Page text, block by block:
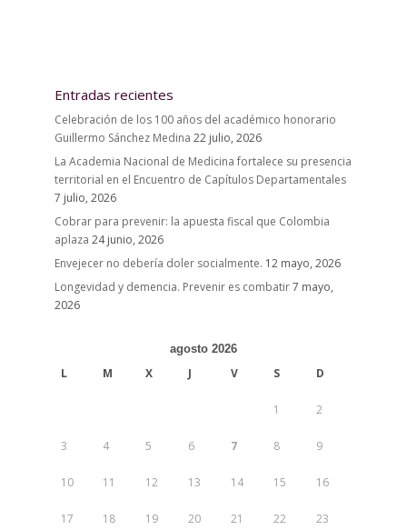
Entradas recientes
Celebración de los 100 años del académico honorario
Guillermo Sánchez Medina 22 julio, 2026
La Academia Nacional de Medicina fortalece su presencia
territorial en el Encuentro de Capítulos Departamentales
7 julio, 2026
Cobrar para prevenir: la apuesta fiscal que Colombia
aplaza 24 junio, 2026
Envejecer no debería doler socialmente. 12 mayo, 2026
Longevidad y demencia. Prevenir es combatir7 mayo,
2026
agosto 2026
L M X J V S D
1 2
3 4 5 6 7 8 9
10 11 12 13 14 15 16
17 18 19 20 21 22 23